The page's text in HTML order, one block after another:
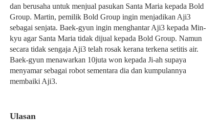
dan berusaha untuk menjual pasukan Santa Maria kepada Bold
Group. Martin, pemilik Bold Group ingin menjadikan Aji3
sebagai senjata. Baek-gyun ingin menghantar Aji3 kepada Min-
kyu agar Santa Maria tidak dijual kepada Bold Group. Namun
secara tidak sengaja Aji3 telah rosak kerana terkena setitis air.
Baek-gyun menawarkan 10juta won kepada Ji-ah supaya
menyamar sebagai robot sementara dia dan kumpulannya
membaiki Aji3.
Ulasan